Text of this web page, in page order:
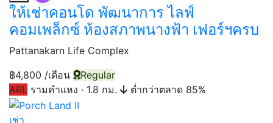
ให้เช่าคอนโด พัฒนาการ ไลฟ์
คอมเพล็กซ์ ห้องสภาพนางฟ้า เฟอร์ฯครบ
Pattanakarn Life Complex
฿4,800 /เดือน
Regular
ARL รามคำแหง · 1.8 กม. ต่ำกว่าตลาด 85%
เช่า